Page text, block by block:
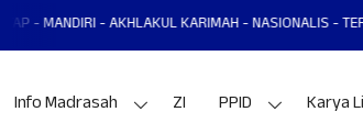
- AKHLAKUL KARIMAH - NASIONALIS - TERAMPIL -
Info Madrasah ZI PPID Karya